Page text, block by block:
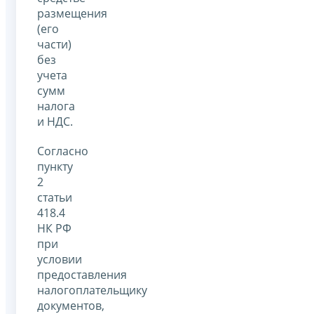
размещения
(его
части)
без
учета
сумм
налога
и НДС.
Согласно
пункту
2
статьи
418.4
НК РФ
при
условии
предоставления
налогоплательщику
документов,